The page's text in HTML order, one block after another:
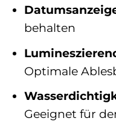
behalten
Optimale
Geeignet für